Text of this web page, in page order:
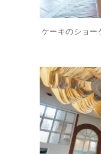
ケーキのショー